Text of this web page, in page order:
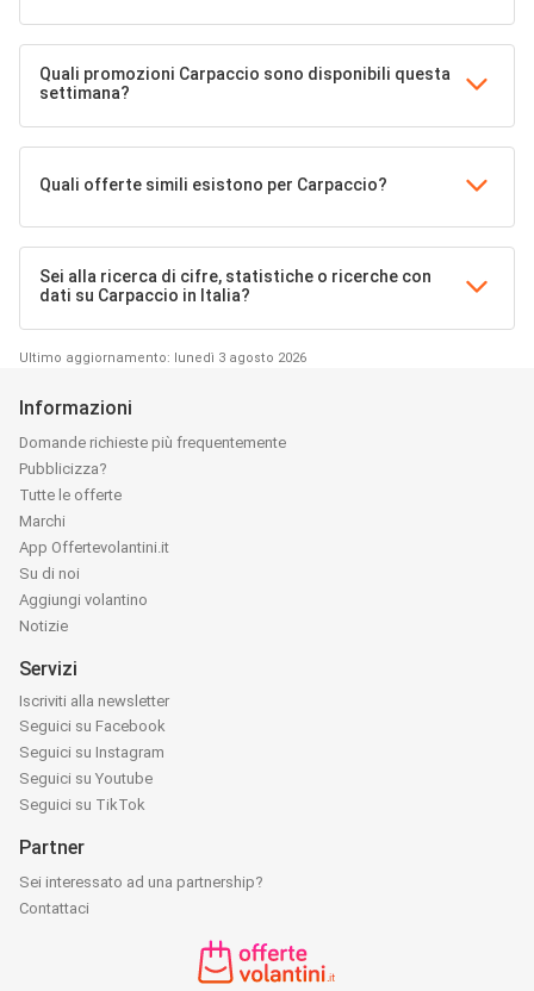
Quali promozioni Carpaccio sono disponibili questa
settimana?
Quali offerte simili esistono per Carpaccio?
Sei alla ricerca di cifre, statistiche o ricerche con
dati su Carpaccio in Italia?
Ultimo aggiornamento: lunedì 3 agosto 2026
Informazioni
Domande richieste più frequentemente
Pubblicizza?
Tutte le offerte
Marchi
App Offertevolantini.it
Su di noi
Aggiungi volantino
Notizie
Servizi
Iscriviti alla newsletter
Seguici su Facebook
Seguici su Instagram
Seguici su Youtube
Seguici su TikTok
Partner
Sei interessato ad una partnership?
Contattaci